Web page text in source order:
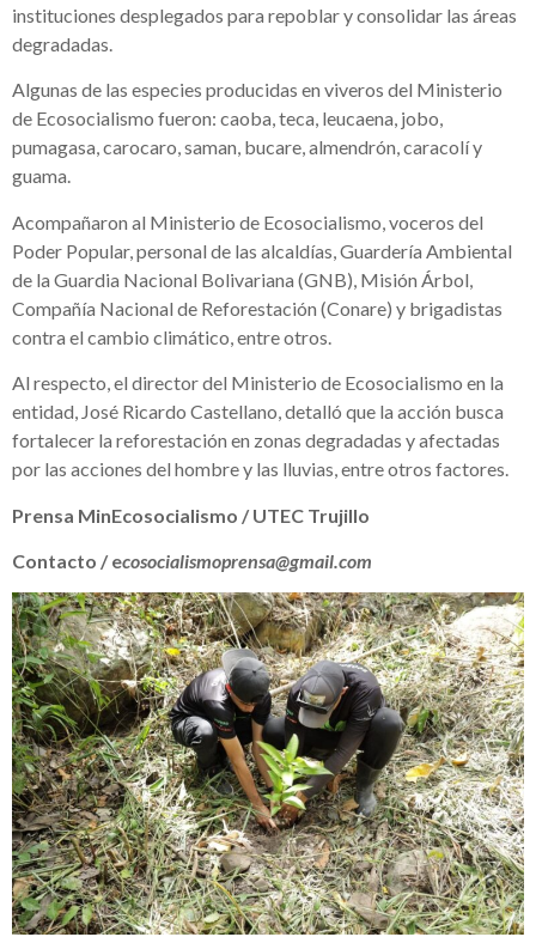
instituciones desplegados para repoblar y consolidar las áreas
degradadas.
Algunas de las especies producidas en viveros del Ministerio
de Ecosocialismo fueron: caoba, teca, leucaena, jobo,
pumagasa, carocaro, saman, bucare, almendrón, caracolí y
guama.
Acompañaron al Ministerio de Ecosocialismo, voceros del
Poder Popular, personal de las alcaldías, Guardería Ambiental
de la Guardia Nacional Bolivariana (GNB), Misión Árbol,
Compañía Nacional de Reforestación (Conare) y brigadistas
contra el cambio climático, entre otros.
Al respecto, el director del Ministerio de Ecosocialismo en la
entidad, José Ricardo Castellano, detalló que la acción busca
fortalecer la reforestación en zonas degradadas y afectadas
por las acciones del hombre y las lluvias, entre otros factores.
Prensa MinEcosocialismo / UTEC Trujillo
Contacto / ecosocialismoprensa@gmail.com